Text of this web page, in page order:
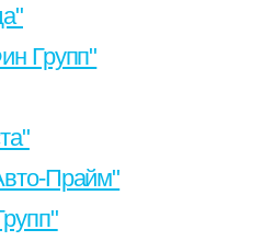
Групп"
Прайм"